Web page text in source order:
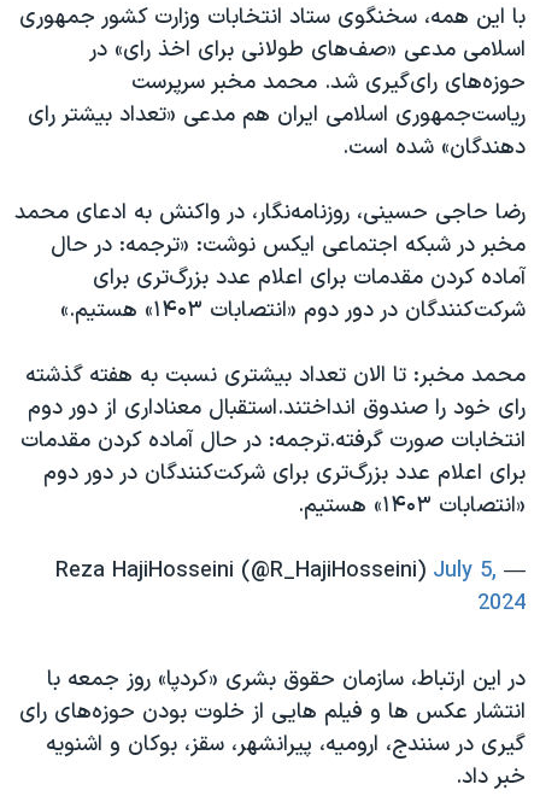
با این همه، سخنگوی ستاد انتخابات وزارت کشور جمهوری
اسلامی مدعی «صف‌های طولانی برای اخذ رای‌»‌ در
حوزه‌های رای‌گیری شد. محمد مخبر سرپرست
ریاست‌جمهوری اسلامی ایران هم مدعی «تعداد بیشتر رای
دهندگان» شده است.
رضا حاجی حسینی، روزنامه‌نگار، در واکنش به ادعای محمد
مخبر در شبکه اجتماعی ایکس نوشت:‌ «ترجمه: در حال
آماده کردن مقدمات برای اعلام عدد بزرگ‌تری برای
شرکت‌کنندگان در دور دوم «انتصابات ۱۴۰۳» هستیم.»
محمد مخبر: تا الان تعداد بیشتری نسبت به هفته گذشته
رای خود را صندوق انداختند.استقبال معناداری از دور دوم
انتخابات صورت گرفته.ترجمه: در حال آماده کردن مقدمات
برای اعلام عدد بزرگ‌تری برای شرکت‌کنندگان در دور دوم
«انتصابات ۱۴۰۳» هستیم.
— Reza HajiHosseini (@R_HajiHosseini)
July 5,
2024
در این ارتباط، سازمان حقوق بشری «کردپا» روز جمعه با
انتشار عکس ها و فیلم هایی از خلوت بودن حوزه‌های رای
گیری در سنندج، ارومیه، پیرانشهر، سقز، بوکان و اشنویه
خبر داد.